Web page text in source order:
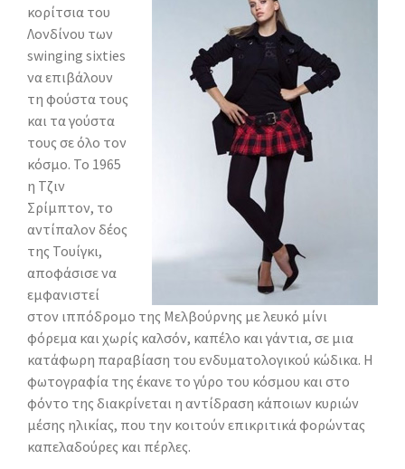
κορίτσια του
Λονδίνου των
swinging sixties
να επιβάλουν
τη φούστα τους
και τα γούστα
τους σε όλο τον
κόσμο. Το 1965
η Τζιν
Σρίμπτον, το
αντίπαλον δέος
της Τουίγκι,
αποφάσισε να
εμφανιστεί
στον ιππόδρομο της Μελβούρνης με λευκό μίνι
φόρεμα και χωρίς καλσόν, καπέλο και γάντια, σε μια
κατάφωρη παραβίαση του ενδυματολογικού κώδικα. Η
φωτογραφία της έκανε το γύρο του κόσμου και στο
φόντο της διακρίνεται η αντίδραση κάποιων κυριών
μέσης ηλικίας, που την κοιτούν επικριτικά φορώντας
καπελαδούρες και πέρλες.